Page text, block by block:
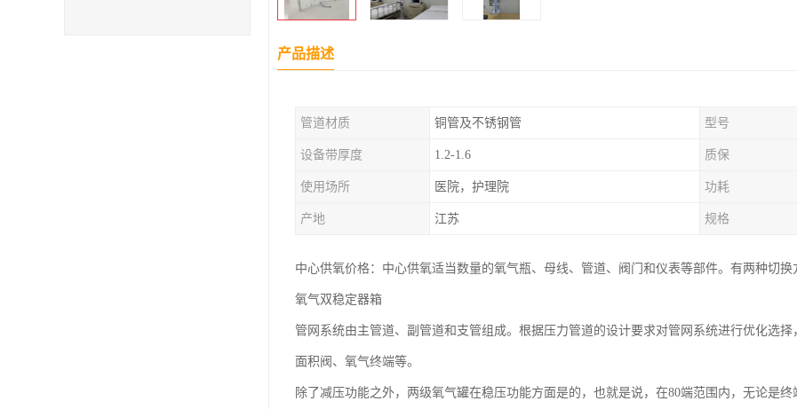
产品描述
管道材质 铜管及不锈钢管 型号
设备带厚度 1.2-1.6 质保
使用场所 医院，护理院 功耗
产地 江苏 规格
中心供氧价格：中心供氧适当数量的氧气瓶、母线、管道、阀门和仪表等部件。有两种切换
氧气双稳定器箱
管网系统由主管道、副管道和支管组成。根据压力管道的设计要求对管网系统进行优化选
面积阀、氧气终端等。
除了减压功能之外，两级氧气罐在稳压功能方面是的，也就是说，在80端范围内，无论是终